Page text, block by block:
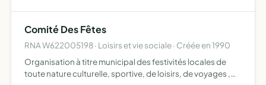
Comité Des Fêtes
RNA W622005198 · Loisirs et vie sociale · Créée en 1990
Organisation à titre municipal des festivités locales de
toute nature culturelle, sportive, de loisirs, de voyages ,